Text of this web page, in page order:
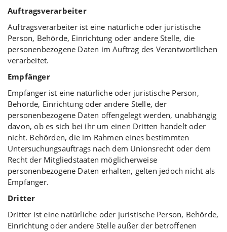
Auftragsverarbeiter
Auftragsverarbeiter ist eine natürliche oder juristische
Person, Behörde, Einrichtung oder andere Stelle, die
personenbezogene Daten im Auftrag des Verantwortlichen
verarbeitet.
Empfänger
Empfänger ist eine natürliche oder juristische Person,
Behörde, Einrichtung oder andere Stelle, der
personenbezogene Daten offengelegt werden, unabhängig
davon, ob es sich bei ihr um einen Dritten handelt oder
nicht. Behörden, die im Rahmen eines bestimmten
Untersuchungsauftrags nach dem Unionsrecht oder dem
Recht der Mitgliedstaaten möglicherweise
personenbezogene Daten erhalten, gelten jedoch nicht als
Empfänger.
Dritter
Dritter ist eine natürliche oder juristische Person, Behörde,
Einrichtung oder andere Stelle außer der betroffenen